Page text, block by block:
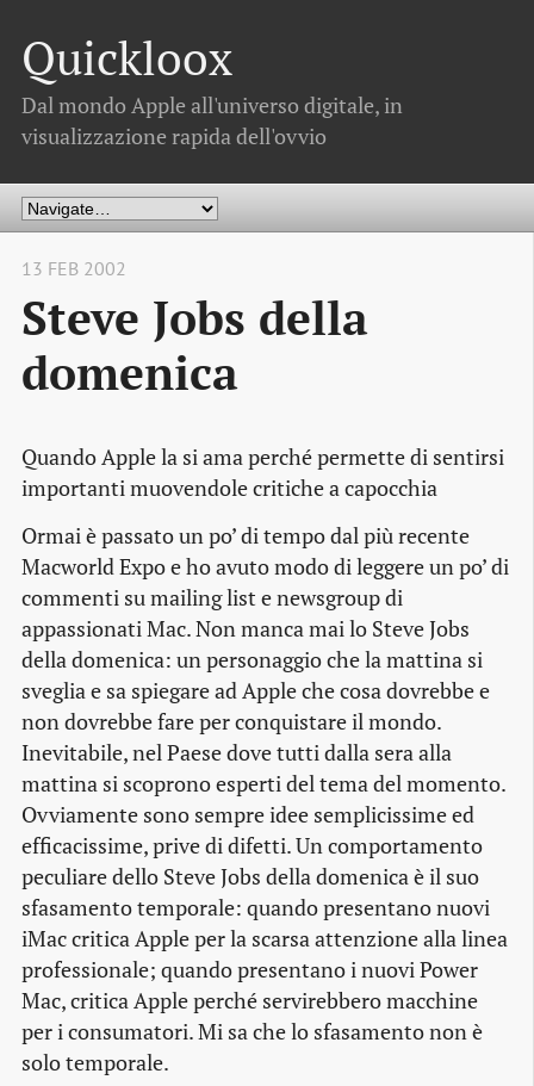
Quickloox
Dal mondo Apple all'universo digitale, in
visualizzazione rapida dell'ovvio
13 FEB 2002
Steve Jobs della
domenica
Quando Apple la si ama perché permette di sentirsi
importanti muovendole critiche a capocchia
Ormai è passato un po’ di tempo dal più recente
Macworld Expo e ho avuto modo di leggere un po’ di
commenti su mailing list e newsgroup di
appassionati Mac. Non manca mai lo Steve Jobs
della domenica: un personaggio che la mattina si
sveglia e sa spiegare ad Apple che cosa dovrebbe e
non dovrebbe fare per conquistare il mondo.
Inevitabile, nel Paese dove tutti dalla sera alla
mattina si scoprono esperti del tema del momento.
Ovviamente sono sempre idee semplicissime ed
efficacissime, prive di difetti. Un comportamento
peculiare dello Steve Jobs della domenica è il suo
sfasamento temporale: quando presentano nuovi
iMac critica Apple per la scarsa attenzione alla linea
professionale; quando presentano i nuovi Power
Mac, critica Apple perché servirebbero macchine
per i consumatori. Mi sa che lo sfasamento non è
solo temporale.